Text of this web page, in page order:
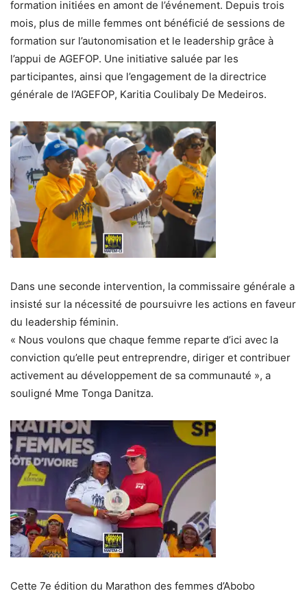
formation initiées en amont de l’événement. Depuis trois
mois, plus de mille femmes ont bénéficié de sessions de
formation sur l’autonomisation et le leadership grâce à
l’appui de AGEFOP. Une initiative saluée par les
participantes, ainsi que l’engagement de la directrice
générale de l’AGEFOP, Karitia Coulibaly De Medeiros.
Dans une seconde intervention, la commissaire générale a
insisté sur la nécessité de poursuivre les actions en faveur
du leadership féminin.
« Nous voulons que chaque femme reparte d’ici avec la
conviction qu’elle peut entreprendre, diriger et contribuer
activement au développement de sa communauté », a
souligné Mme Tonga Danitza.
Cette 7e édition du Marathon des femmes d’Abobo